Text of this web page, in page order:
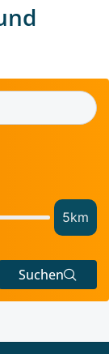
5km
Suchen